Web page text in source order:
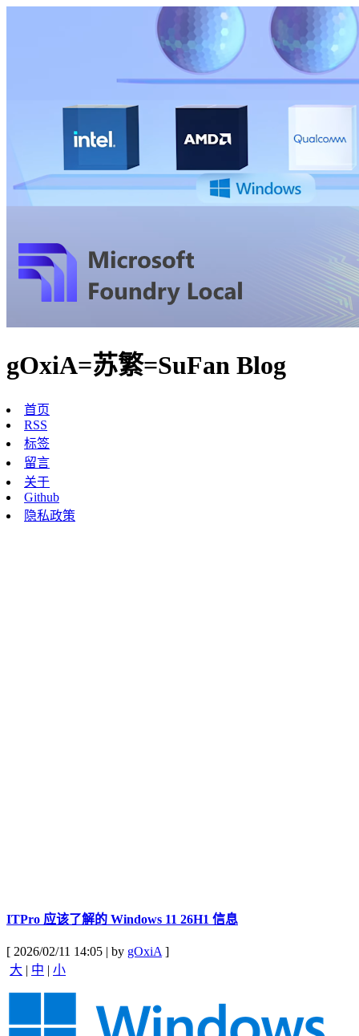
gOxiA=苏繁=SuFan Blog
首页
RSS
标签
留言
关于
Github
隐私政策
ITPro 应该了解的 Windows 11 26H1 信息
[ 2026/02/11 14:05 | by gOxiA]
大 | 中 | 小